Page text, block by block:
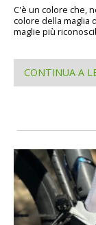
C'è un colore che,
colore della maglia
maglie più
CONTINUA A